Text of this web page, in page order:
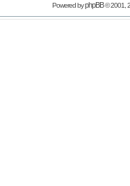
Powered byphpBB© 2001,